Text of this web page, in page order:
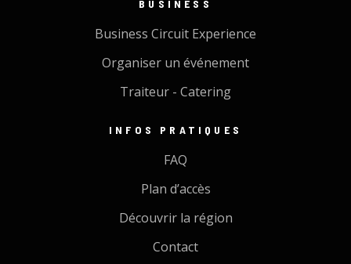
BUSINESS
Business Circuit Experience
Organiser un événement
Traiteur - Catering
INFOS PRATIQUES
FAQ
Plan d’accès
Découvrir la région
Contact